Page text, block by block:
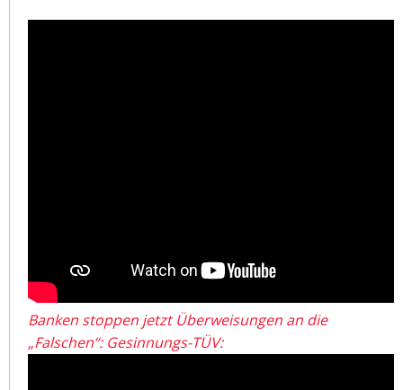
Banken stoppen jetzt Überweisungen an die
„Falschen“: Gesinnungs-TÜV: